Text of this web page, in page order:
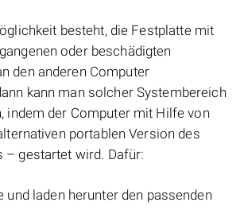
besteht, die Festplatte mit
oder beschädigten
den anderen Computer
kann man solcher Systembereich
indem der Computer mit Hilfe von
portablen Version des
– gestartet wird. Dafür:
und laden herunter den passenden